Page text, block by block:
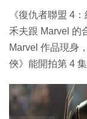
《復仇者聯盟 4
禾夫跟 Marvel 的
Marvel 作品現身
俠》能開拍第 4